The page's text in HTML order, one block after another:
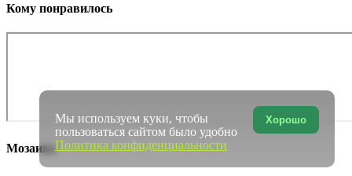
Кому понравилось
Мозаика
Хорошо
Мы используем куки, чтобы
пользоваться сайтом было удобно
Политика конфиденциальности